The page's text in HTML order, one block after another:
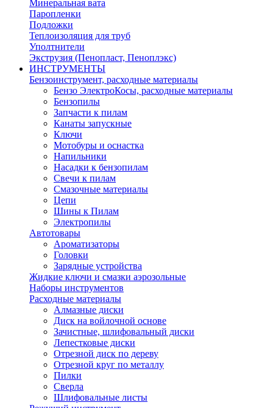
Минеральная вата
Паропленки
Подложки
Теплоизоляция для труб
Уполтнители
Экструзия (Пенопласт, Пеноплэкс)
ИНСТРУМЕНТЫ
Бензоинструмент, расходные материалы
Бензо ЭлектроКосы, расходные материалы
Бензопилы
Запчасти к пилам
Канаты запускные
Ключи
Мотобуры и оснастка
Напильники
Насадки к бензопилам
Свечи к пилам
Смазочные материалы
Цепи
Шины к Пилам
Электропилы
Автотовары
Ароматизаторы
Головки
Зарядные устройства
Жидкие ключи и смазки аэрозольные
Наборы инструментов
Расходные материалы
Алмазные диски
Диск на войлочной основе
Зачистные, шлифовальный диски
Лепестковые диски
Отрезной диск по дереву
Отрезной круг по металлу
Пилки
Сверла
Шлифовальные листы